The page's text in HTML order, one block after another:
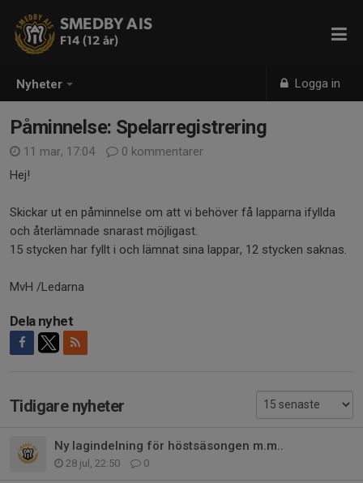
Nyheter Logga in
SMEDBY AIS
F14 (12 år)
Påminnelse: Spelarregistrering
11 mar, 17:04
0 kommentarer
Hej!
Skickar ut en påminnelse om att vi behöver få lapparna ifyllda
och återlämnade snarast möjligast.
15 stycken har fyllt i och lämnat sina lappar, 12 stycken saknas.
MvH /Ledarna
Dela nyhet
Tidigare nyheter
Ny lagindelning för höstsäsongen m.m..
28 jul, 22:50 0